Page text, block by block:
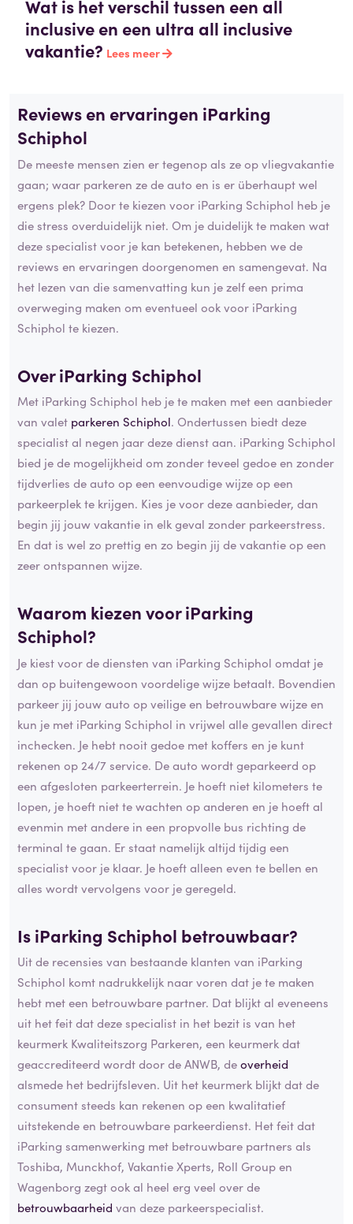
Wat is het verschil tussen een all
inclusive en een ultra all inclusive
vakantie? Lees meer
Reviews en ervaringen iParking
Schiphol
De meeste mensen zien er tegenop als ze op vliegvakantie
gaan; waar parkeren ze de auto en is er überhaupt wel
ergens plek? Door te kiezen voor iParking Schiphol heb je
die stress overduidelijk niet. Om je duidelijk te maken wat
deze specialist voor je kan betekenen, hebben we de
reviews en ervaringen doorgenomen en samengevat. Na
het lezen van die samenvatting kun je zelf een prima
overweging maken om eventueel ook voor iParking
Schiphol te kiezen.
Over iParking Schiphol
Met iParking Schiphol heb je te maken met een aanbieder
van valet parkeren Schiphol. Ondertussen biedt deze
specialist al negen jaar deze dienst aan. iParking Schiphol
bied je de mogelijkheid om zonder teveel gedoe en zonder
tijdverlies de auto op een eenvoudige wijze op een
parkeerplek te krijgen. Kies je voor deze aanbieder, dan
begin jij jouw vakantie in elk geval zonder parkeerstress.
En dat is wel zo prettig en zo begin jij de vakantie op een
zeer ontspannen wijze.
Waarom kiezen voor iParking
Schiphol?
Je kiest voor de diensten van iParking Schiphol omdat je
dan op buitengewoon voordelige wijze betaalt. Bovendien
parkeer jij jouw auto op veilige en betrouwbare wijze en
kun je met iParking Schiphol in vrijwel alle gevallen direct
inchecken. Je hebt nooit gedoe met koffers en je kunt
rekenen op 24/7 service. De auto wordt geparkeerd op
een afgesloten parkeerterrein. Je hoeft niet kilometers te
lopen, je hoeft niet te wachten op anderen en je hoeft al
evenmin met andere in een propvolle bus richting de
terminal te gaan. Er staat namelijk altijd tijdig een
specialist voor je klaar. Je hoeft alleen even te bellen en
alles wordt vervolgens voor je geregeld.
Is iParking Schiphol betrouwbaar?
Uit de recensies van bestaande klanten van iParking
Schiphol komt nadrukkelijk naar voren dat je te maken
hebt met een betrouwbare partner. Dat blijkt al eveneens
uit het feit dat deze specialist in het bezit is van het
keurmerk Kwaliteitszorg Parkeren, een keurmerk dat
geaccrediteerd wordt door de ANWB, deoverheid
alsmede het bedrijfsleven. Uit het keurmerk blijkt dat de
consument steeds kan rekenen op een kwalitatief
uitstekende en betrouwbare parkeerdienst. Het feit dat
iParking samenwerking met betrouwbare partners als
Toshiba, Munckhof, Vakantie Xperts, Roll Group en
Wagenborg zegt ook al heel erg veel over de
betrouwbaarheid van deze parkeerspecialist.